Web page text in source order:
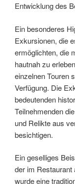
Entwicklung des
Ein besonderes
Exkursionen, die
ermöglichten, die
hautnah zu
einzelnen Touren
Verfügung. Die
bedeutenden
Teilnehmenden
und Relikte aus
besichtigen.
Ein geselliges
der im
wurde eine